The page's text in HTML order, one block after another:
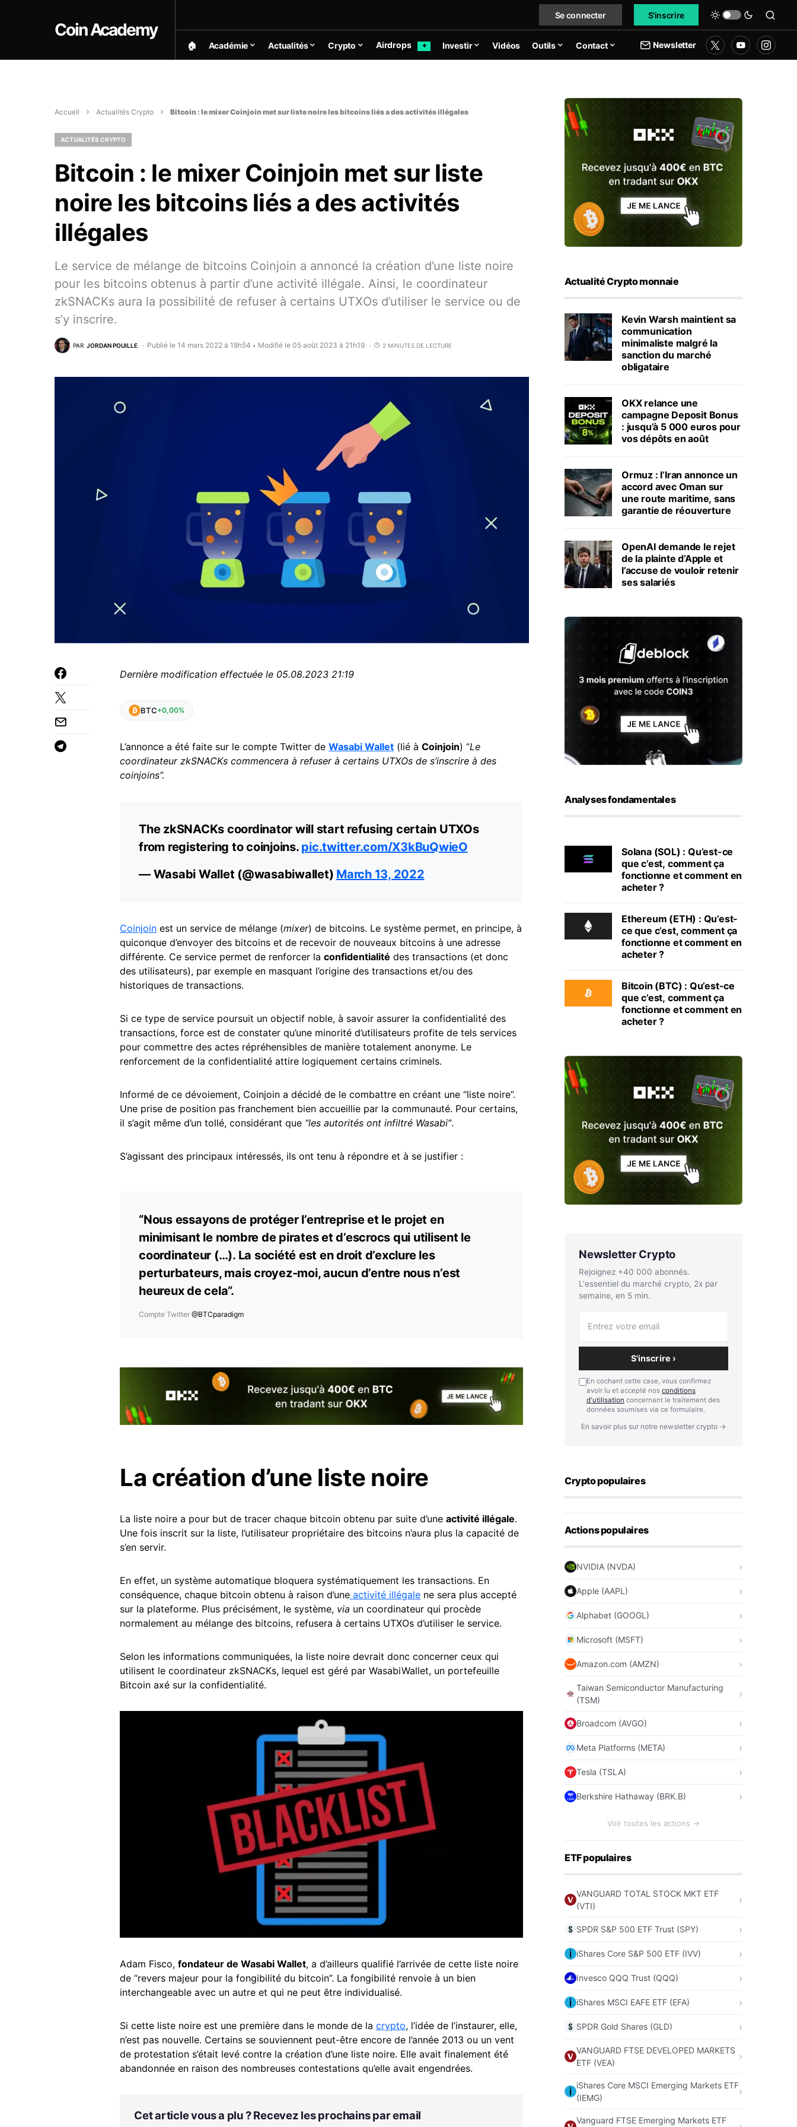
Coin Academy
Se connecter S'inscrire
🏠︎ Académie Actualités Crypto Airdrops ✦ Investir Vidéos Outils Contact Newsletter
Accueil Actualités Crypto Bitcoin : le mixer Coinjoin met sur liste noire les bitcoins liés a des activités illégales
ACTUALITÉS CRYPTO
Bitcoin : le mixer Coinjoin met sur liste
noire les bitcoins liés a des activités
illégales
Le service de mélange de bitcoins Coinjoin a annoncé la création d’une liste noire
pour les bitcoins obtenus à partir d’une activité illégale. Ainsi, le coordinateur
zkSNACKs aura la possibilité de refuser à certains UTXOs d’utiliser le service ou de
s’y inscrire.
PAR JORDAN POUILLE Publié le 14 mars 2022 à 18h54 • Modifié le 05 août 2023 à 21h19 2 MINUTES DE LECTURE
Dernière modification effectuée le 05.08.2023 21:19
BTC+0,00%
L’annonce a été faite sur le compte Twitter de Wasabi Wallet (lié à Coinjoin) “Le
coordinateur zkSNACKs commencera à refuser à certains UTXOs de s’inscrire à des
coinjoins”.
The zkSNACKs coordinator will start refusing certain UTXOs
from registering to coinjoins. pic.twitter.com/X3kBuQwieO
— Wasabi Wallet (@wasabiwallet) March 13, 2022
Coinjoin est un service de mélange (mixer) de bitcoins. Le système permet, en principe, à
quiconque d’envoyer des bitcoins et de recevoir de nouveaux bitcoins à une adresse
différente. Ce service permet de renforcer la confidentialité des transactions (et donc
des utilisateurs), par exemple en masquant l’origine des transactions et/ou des
historiques de transactions.
Si ce type de service poursuit un objectif noble, à savoir assurer la confidentialité des
transactions, force est de constater qu’une minorité d’utilisateurs profite de tels services
pour commettre des actes répréhensibles de manière totalement anonyme. Le
renforcement de la confidentialité attire logiquement certains criminels.
Informé de ce dévoiement, Coinjoin a décidé de le combattre en créant une “liste noire”.
Une prise de position pas franchement bien accueillie par la communauté. Pour certains,
il s’agit même d’un tollé, considérant que “les autorités ont infiltré Wasabi”.
S’agissant des principaux intéressés, ils ont tenu à répondre et à se justifier :
“Nous essayons de protéger l’entreprise et le projet en
minimisant le nombre de pirates et d’escrocs qui utilisent le
coordinateur (…). La société est en droit d’exclure les
perturbateurs, mais croyez-moi, aucun d’entre nous n’est
heureux de cela”.
Compte Twitter @BTCparadigm
La création d’une liste noire
La liste noire a pour but de tracer chaque bitcoin obtenu par suite d’une activité illégale.
Une fois inscrit sur la liste, l’utilisateur propriétaire des bitcoins n’aura plus la capacité de
s’en servir.
En effet, un système automatique bloquera systématiquement les transactions. En
conséquence, chaque bitcoin obtenu à raison d’une activité illégale ne sera plus accepté
sur la plateforme. Plus précisément, le système, via un coordinateur qui procède
normalement au mélange des bitcoins, refusera à certains UTXOs d’utiliser le service.
Selon les informations communiquées, la liste noire devrait donc concerner ceux qui
utilisent le coordinateur zkSNACKs, lequel est géré par WasabiWallet, un portefeuille
Bitcoin axé sur la confidentialité.
Adam Fisco, fondateur de Wasabi Wallet, a d’ailleurs qualifié l’arrivée de cette liste noire
de “revers majeur pour la fongibilité du bitcoin”. La fongibilité renvoie à un bien
interchangeable avec un autre et qui ne peut être individualisé.
Si cette liste noire est une première dans le monde de la crypto, l’idée de l’instaurer, elle,
n’est pas nouvelle. Certains se souviennent peut-être encore de l’année 2013 ou un vent
de protestation s’était levé contre la création d’une liste noire. Elle avait finalement été
abandonnée en raison des nombreuses contestations qu’elle avait engendrées.
Cet article vous a plu ? Recevez les prochains par email
Actualité Crypto monnaie
Kevin Warsh maintient sa
communication
minimaliste malgré la
sanction du marché
obligataire
OKX relance une
campagne Deposit Bonus
: jusqu’à 5 000 euros pour
vos dépôts en août
Ormuz : l’Iran annonce un
accord avec Oman sur
une route maritime, sans
garantie de réouverture
OpenAI demande le rejet
de la plainte d’Apple et
l’accuse de vouloir retenir
ses salariés
Analyses fondamentales
Solana (SOL) : Qu’est-ce
que c’est, comment ça
fonctionne et comment en
acheter ?
Ethereum (ETH) : Qu’est-
ce que c’est, comment ça
fonctionne et comment en
acheter ?
Bitcoin (BTC) : Qu’est-ce
que c’est, comment ça
fonctionne et comment en
acheter ?
Newsletter Crypto
Rejoignez +40 000 abonnés.
L'essentiel du marché crypto, 2x par
semaine, en 5 min.
S'inscrire ›
En cochant cette case, vous confirmez
avoir lu et accepté nos conditions
d'utilisation concernant le traitement des
données soumises via ce formulaire.
En savoir plus sur notre newsletter crypto →
Crypto populaires
Actions populaires
NVIDIA (NVDA)
Apple (AAPL)
Alphabet (GOOGL)
Microsoft (MSFT)
Amazon.com (AMZN)
Taiwan Semiconductor Manufacturing
(TSM)
Broadcom (AVGO)
Meta Platforms (META)
Tesla (TSLA)
Berkshire Hathaway (BRK.B)
Voir toutes les actions →
ETF populaires
VANGUARD TOTAL STOCK MKT ETF
(VTI)
SPDR S&P 500 ETF Trust (SPY)
iShares Core S&P 500 ETF (IVV)
Invesco QQQ Trust (QQQ)
iShares MSCI EAFE ETF (EFA)
SPDR Gold Shares (GLD)
VANGUARD FTSE DEVELOPED MARKETS
ETF (VEA)
iShares Core MSCI Emerging Markets ETF
(IEMG)
Vanguard FTSE Emerging Markets ETF